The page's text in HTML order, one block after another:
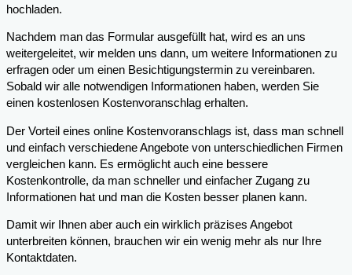
hochladen.
Nachdem man das Formular ausgefüllt hat, wird es an uns
weitergeleitet, wir melden uns dann, um weitere Informationen zu
erfragen oder um einen Besichtigungstermin zu vereinbaren.
Sobald wir alle notwendigen Informationen haben, werden Sie
einen kostenlosen Kostenvoranschlag erhalten.
Der Vorteil eines online Kostenvoranschlags ist, dass man schnell
und einfach verschiedene Angebote von unterschiedlichen Firmen
vergleichen kann. Es ermöglicht auch eine bessere
Kostenkontrolle, da man schneller und einfacher Zugang zu
Informationen hat und man die Kosten besser planen kann.
Damit wir Ihnen aber auch ein wirklich präzises Angebot
unterbreiten können, brauchen wir ein wenig mehr als nur Ihre
Kontaktdaten.